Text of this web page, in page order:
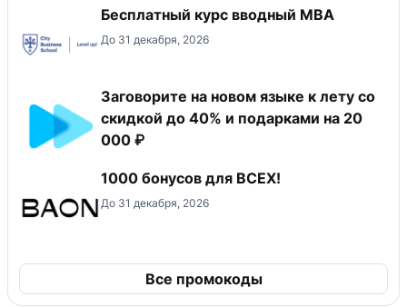
Бесплатный курс вводный МВА
До 31 декабря, 2026
Заговорите на новом языке к лету со
скидкой до 40% и подарками на 20
000 ₽
1000 бонусов для ВСЕХ!
До 31 декабря, 2026
Все промокоды